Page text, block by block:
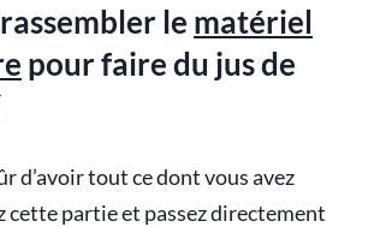
le matériel
pour faire du jus de
d’avoir tout ce dont vous avez
cette partie et passez directement